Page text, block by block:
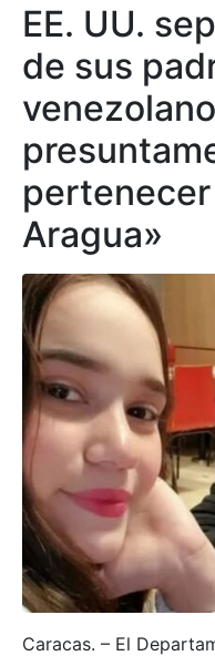
EE. UU.
de sus
pertenecer
Aragua»
Caracas. – El